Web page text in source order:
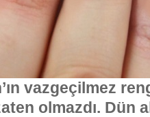
vazgeçilmez
olmazdı. Dün